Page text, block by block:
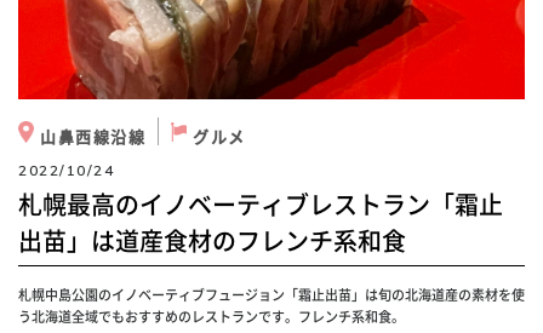
山鼻西線沿線 グルメ
2022/10/24
札幌最高のイノベーティブレストラン「霜止
出苗」は道産食材のフレンチ系和食
札幌中島公園のイノベーティブフュージョン「霜止出苗」は旬の北海道産の素材を使
う北海道全域でもおすすめのレストランです。フレンチ系和食。